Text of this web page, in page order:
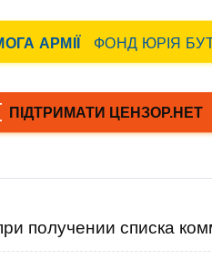
получении списка